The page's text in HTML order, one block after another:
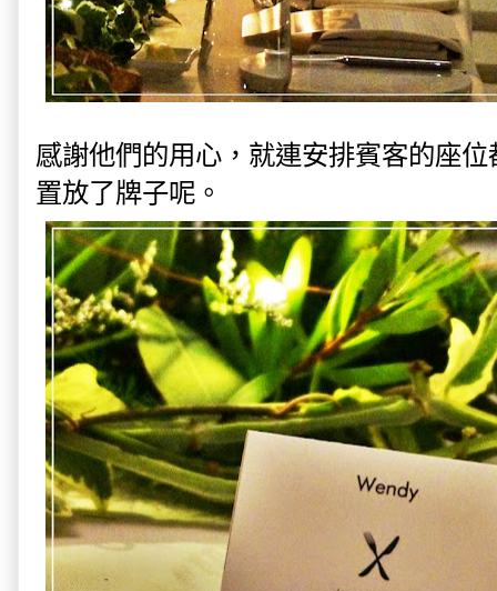
感謝他們的用心，就連安排賓客的座
置放了牌子呢。